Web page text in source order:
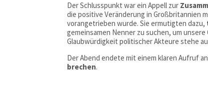
Der Schlusspunkt war ein Appell zur
die positive Veränderung in Großbritannien
vorangetrieben wurde. Sie ermutigten dazu,
gemeinsamen Nenner zu suchen, um unsere
Glaubwürdigkeit politischer Akteure stehe
Der Abend endete mit einem klaren Aufruf
brechen.